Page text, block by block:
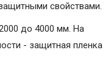
свойствами.
до 4000 мм. На
- защитная пленка